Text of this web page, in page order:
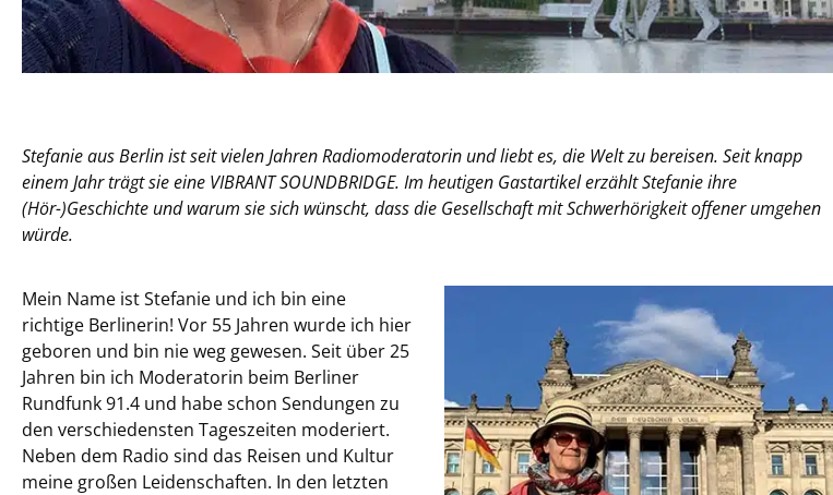
Stefanie aus Berlin ist seit vielen Jahren Radiomoderatorin und liebt es, die Welt zu bereisen. Seit knapp
einem Jahr trägt sie eine VIBRANT SOUNDBRIDGE. Im heutigen Gastartikel erzählt Stefanie ihre
(Hör-)Geschichte und warum sie sich wünscht, dass die Gesellschaft mit Schwerhörigkeit offener umgehen
würde.
Mein Name ist Stefanie und ich bin eine
richtige Berlinerin! Vor 55 Jahren wurde ich hier
geboren und bin nie weg gewesen. Seit über 25
Jahren bin ich Moderatorin beim Berliner
Rundfunk 91.4 und habe schon Sendungen zu
den verschiedensten Tageszeiten moderiert.
Neben dem Radio sind das Reisen und Kultur
meine großen Leidenschaften. In den letzten